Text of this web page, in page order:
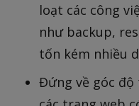
loạt các công
như backup,
tốn kém nhiều
Đứng về góc